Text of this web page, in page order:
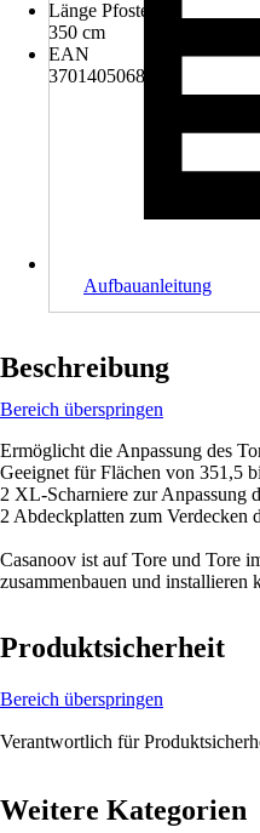
Länge Pfosten
350 cm
EAN
3701405068424
Aufbauanleitung
Beschreibung
Bereich überspringen
Ermöglicht die Anpassung des
Geeignet für Flächen von 351,5
2 XL-Scharniere zur Anpassung
2 Abdeckplatten zum Verdecken
Casanoov ist auf Tore und Tore
zusammenbauen und installieren
Produktsicherheit
Bereich überspringen
Verantwortlich für
Weitere Kategorien